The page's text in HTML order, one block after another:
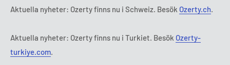
Ozerty håller dig säker
Fredag:
9:00 - 18:00
Tl: 010 884 87 30
E-post:
Aktuella nyheter: Ozerty finns nu i Schweiz. Besök Ozerty.ch.
Aktuella nyheter: Ozerty finns nu i Turkiet. Besök Ozerty-
turkiye.com.